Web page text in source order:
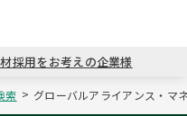
戻る
戻る
戻る
戻る
戻る
採用をお考えの企業様
索 グローバルアライアンス・